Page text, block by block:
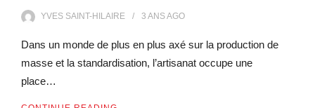
YVES SAINT-HILAIRE 3 ANSAGO
Dans un monde de plus en plus axé sur la production de
masse et la standardisation, l’artisanat occupe une
place…